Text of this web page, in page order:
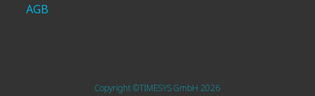
AGB
Copyright ©TIMESYS GmbH 2026